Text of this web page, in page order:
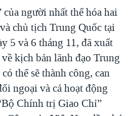
người nhất thể hóa hai
chủ tịch Trung Quốc tại
5 và 6 tháng 11, đã xuất
kịch bản lãnh đạo Trung
thể sẽ thành công, can
ngoại và cả hoạt động
Chính trị Giao Chỉ”